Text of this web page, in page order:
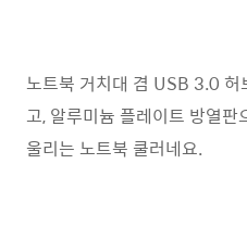
노트북 거치대 겸 USB 3.0
고, 알루미늄 플레이트 방열
울리는 노트북 쿨러네요.